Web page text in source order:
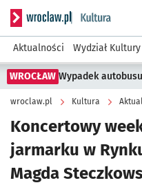
Serwis informacyjny
Aktualności Wydział Kultury
WROCŁAW Wypadek
wroclaw.pl Kultura
Koncertowy
jarmarku w
Magda